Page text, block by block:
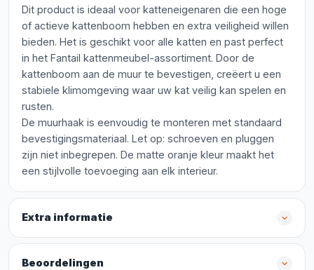
Dit product is ideaal voor katteneigenaren die een hoge
of actieve kattenboom hebben en extra veiligheid willen
bieden. Het is geschikt voor alle katten en past perfect
in het Fantail kattenmeubel-assortiment. Door de
kattenboom aan de muur te bevestigen, creëert u een
stabiele klimomgeving waar uw kat veilig kan spelen en
rusten.
De muurhaak is eenvoudig te monteren met standaard
bevestigingsmateriaal. Let op: schroeven en pluggen
zijn niet inbegrepen. De matte oranje kleur maakt het
een stijlvolle toevoeging aan elk interieur.
Extra informatie
Beoordelingen